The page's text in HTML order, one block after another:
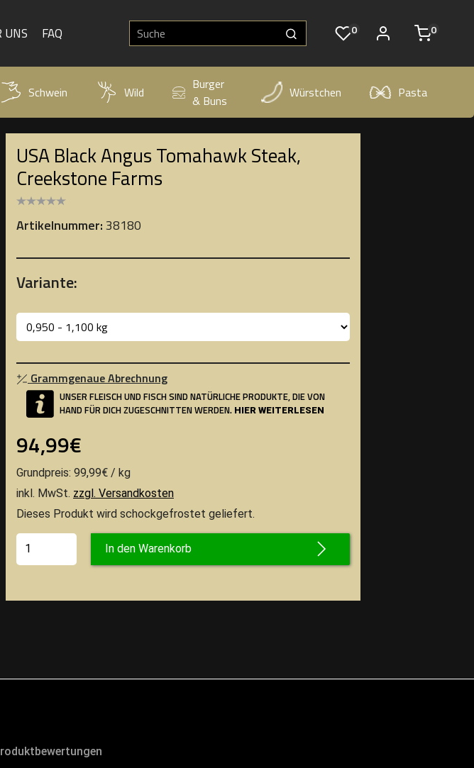
UNS FAQ 0 0
Schwein Wild
Burger
& Buns
Würstchen Pasta
USA Black Angus Tomahawk Steak,
Creekstone Farms
Artikelnummer:38180
Variante:
Grammgenaue Abrechnung
UNSER FLEISCH UND FISCH SIND NATÜRLICHE PRODUKTE, DIE VON
HAND FÜR DICH ZUGESCHNITTEN WERDEN. HIER WEITERLESEN
94,99€
Grundpreis: 99,99€ / kg
inkl. MwSt. zzgl. Versandkosten
Dieses Produkt wird schockgefrostet geliefert.
In den Warenkorb